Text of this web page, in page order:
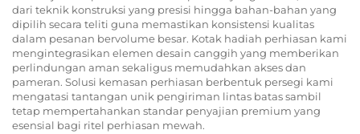
dari teknik konstruksi yang presisi hingga bahan-bahan yang
dipilih secara teliti guna memastikan konsistensi kualitas
dalam pesanan bervolume besar. Kotak hadiah perhiasan kami
mengintegrasikan elemen desain canggih yang memberikan
perlindungan aman sekaligus memudahkan akses dan
pameran. Solusi kemasan perhiasan berbentuk persegi kami
mengatasi tantangan unik pengiriman lintas batas sambil
tetap mempertahankan standar penyajian premium yang
esensial bagi ritel perhiasan mewah.